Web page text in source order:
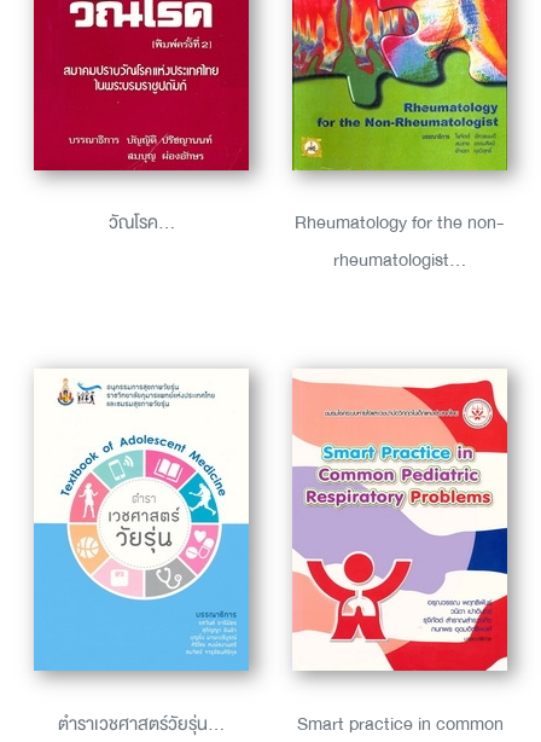
วัณโรค...
Rheumatology for the non-
rheumatologist...
ตำราเวชศาสตร์วัยรุ่น...
Smart practice in common